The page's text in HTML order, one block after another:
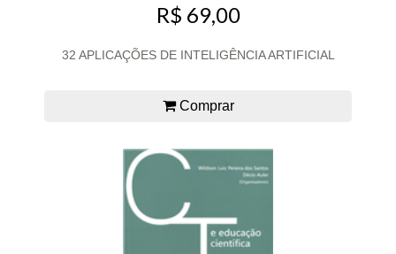
R$ 69,00
32 APLICAÇÕES DE INTELIGÊNCIA ARTIFICIAL
Comprar